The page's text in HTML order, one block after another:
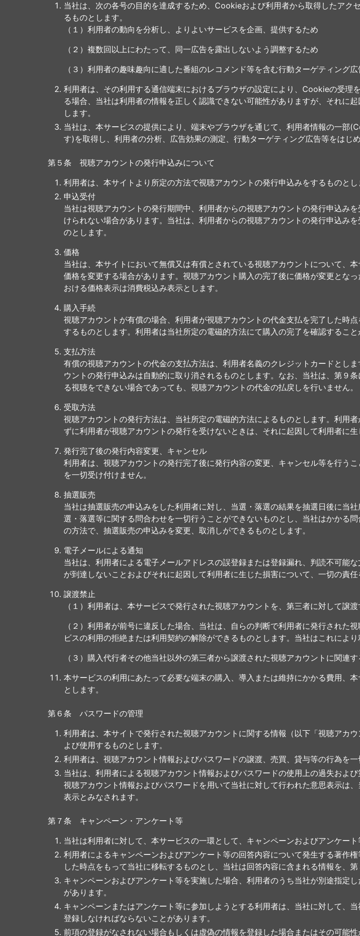
当社は、次の各号の目的を達成するため、Cookieおよび利用者から取得したア
るものとします。
（１）利用者の動向を分析し、よりよいサービスを企画、提供するため
（２）複数回以上にわたって、同一広告を露出しないよう調整するため
（３）利用者の趣味趣向に適した番組のレコメンド等を含む行動ターゲティング
利用者は、その利用する通信端末におけるブラウザの設定により、Cookieの受
る場合、当社は利用者の情報を正しく認識できない可能性がありますが、それに
します。
当社は、本サービスの提供により、端末やブラウザを通じて、利用者情報の一部
す)を取得し、利用者の分析、広告効果の測定、行動ターゲティング広告等をはじ
第５条 視聴アカウントの発行申込みについて
利用者は、本サイトより所定の方法で視聴アカウントの発行申込みをするものとし
申込受付
当社は視聴アカウントの発行期間中、利用者からの視聴アカウントの発行申込み
けられない場合があります。当社は、利用者からの視聴アカウントの発行申込み
のとします。
価格
当社は、本サイトにおいて無償又は有償とされている視聴アカウントについて、
価格を変更する場合があります。視聴アカウント購入の完了後に価格が変更とな
おける価格表示は消費税込み表示とします。
購入手続
視聴アカウントが有償の場合、利用者が視聴アカウントの代金支払を完了した時
するものとします。利用者は当社所定の電磁的方法にて購入の完了を確認すること
支払方法
有償の視聴アカウントの代金の支払方法は、利用者名義のクレジットカードとし
ウントの発行申込みは自動的に取り消されるものとします。なお、当社は、第９
る視聴をできない場合であっても、視聴アカウントの代金の払戻しを行いません。
受取方法
視聴アカウントの発行方法は、当社所定の電磁的方法によるものとします。利用
ずに利用者が視聴アカウントの発行を受けないときは、それに起因して利用者に
発行完了後の発行内容変更、キャンセル
利用者は、視聴アカウントの発行完了後に発行内容の変更、キャンセル等を行う
を一切受け付けません。
抽選販売
当社は抽選販売の申込みをした利用者に対し、当選・落選の結果を抽選日後に当
選・落選等に関する問合わせを一切行うことができないものとし、当社はかかる
の方法で、抽選販売の申込みを変更、取消しができるものとします。
電子メールによる通知
当社は、利用者による電子メールアドレスの誤登録または登録漏れ、判読不可能
が到達しないことおよびそれに起因して利用者に生じた損害について、一切の責任
譲渡禁止
（１）利用者は、本サービスで発行された視聴アカウントを、第三者に対して譲渡
（２）利用者が前号に違反した場合、当社は、自らの判断で利用者に発行され
ビスの利用の拒絶または利用契約の解除ができるものとします。当社はこれによ
（３）購入代行者その他当社以外の第三者から譲渡された視聴アカウントに関連
本サービスの利用にあたって必要な端末の購入、導入または維持にかかる費用、
とします。
第６条 パスワードの管理
利用者は、本サイトで発行された視聴アカウントに関する情報（以下「視聴アカ
よび使用するものとします。
利用者は、視聴アカウント情報およびパスワードの譲渡、売買、貸与等の行為を一
当社は、利用者による視聴アカウント情報およびパスワードの使用上の過失およ
視聴アカウント情報およびパスワードを用いて当社に対して行われた意思表示は
表示とみなされます。
第７条 キャンペーン・アンケート等
当社は利用者に対して、本サービスの一環として、キャンペーンおよびアンケー
利用者によるキャンペーンおよびアンケート等の回答内容について発生する著作
した時点をもって当社に移転するものとし、当社は回答内容に含まれる情報を、
キャンペーンおよびアンケート等を実施した場合、利用者のうち当社が別途指定
があります。
キャンペーンまたはアンケート等に参加しようとする利用者は、当社に対して、
登録しなければならないことがあります。
前項の登録がなされない場合もしくは虚偽の情報を登録した場合またはその可能